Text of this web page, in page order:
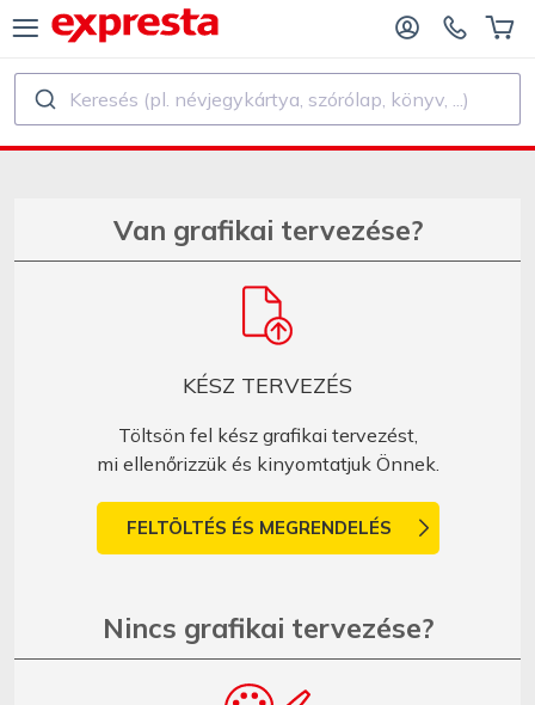
Bélyegző készítés
TERMÉK
ÉS SZERZŐK SZÁMÁRA
Keresés (pl. névjegykártya, szórólap, könyv, ...)
Van grafikai tervezése?
KÉSZ TERVEZÉS
Töltsön fel kész grafikai tervezést,
mi ellenőrizzük és kinyomtatjuk Önnek.
FELTÖLTÉS ÉS MEGRENDELÉS
Nincs grafikai tervezése?